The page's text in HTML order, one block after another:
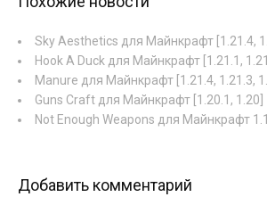
Sky Aesthetics для Майнкрафт [1.21.4,
Hook A Duck для Майнкрафт [1.21.1, 1.21]
Manure для Майнкрафт [1.21.4, 1.21.3,
Guns Craft для Майнкрафт [1.20.1, 1.20]
Not Enough Weapons для Майнкрафт
Добавить комментарий